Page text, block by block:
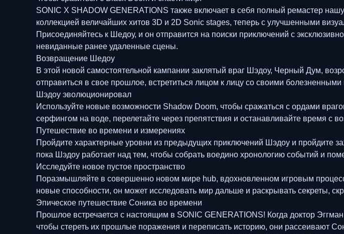
SONIC X SHADOW GENERATIONS также включает в себя полный ремастер
коллекцией величайших хитов 3D и 2D Sonic stages, теперь с улучшенными
Присоединяйтесь к Шедоу, и он отправится на поиски приключений с
невиданные ранее удаленные сцены.
Возвращение Шедоу
В этой новой самостоятельной кампании заклятый враг Шэдоу, Черный Дум,
отправиться в свое прошлое, встретиться лицом к лицу со своими
Шэдоу эволюционировал
Используйте новые возможности Shadow Doom, чтобы сражаться с ордами
серфингом на воде, перелетайте через препятствия и останавливайте время с
Путешествие во времени и измерениях
Пройдите характерные уровни из предыдущих приключений Шэдоу и пройдите
пока Шэдоу работает над тем, чтобы собрать воедино хронологию событий и
Исследуйте новое пустое пространство
Поразмышляйте в совершенно новом мире hub, вдохновленном игровым
новые способности, он может исследовать мир дальше и раскрывать секреты,
Эпическое путешествие Соника во времени
Прошлое встречается с настоящим в SONIC GENERATIONS! Когда доктор
чтобы стереть их прошлые поражения и переписать историю, они рассеивают